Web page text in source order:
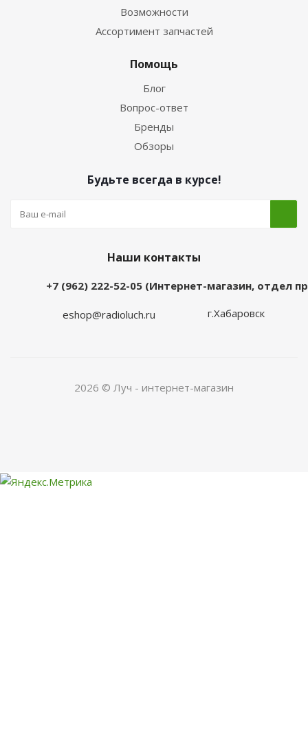
Возможности
Ассортимент запчастей
Помощь
Блог
Вопрос-ответ
Бренды
Обзоры
Будьте всегда в курсе!
Наши контакты
+7 (962) 222-52-05 (Интернет-магазин, отдел
eshop@radioluch.ru г.Хабаровск
2026 © Луч - интернет-магазин